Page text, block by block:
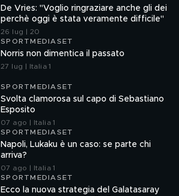
De Vries: "Voglio ringraziare anche gli dei
perchè oggi è stata veramente difficile"
26 lug | 20
SPORTMEDIASET
Norris non dimentica il passato
27 lug | Italia 1
SPORTMEDIASET
Svolta clamorosa sul capo di Sebastiano
Esposito
07 ago | Italia 1
SPORTMEDIASET
Napoli, Lukaku è un caso: se parte chi
arriva?
07 ago | Italia 1
SPORTMEDIASET
Ecco la nuova strategia del Galatasaray